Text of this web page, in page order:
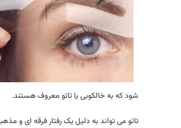
شود که به خالکوبی یا تاتو معروف هستند.
تاتو می تواند به دلیل یک رفتار فرقه ای و